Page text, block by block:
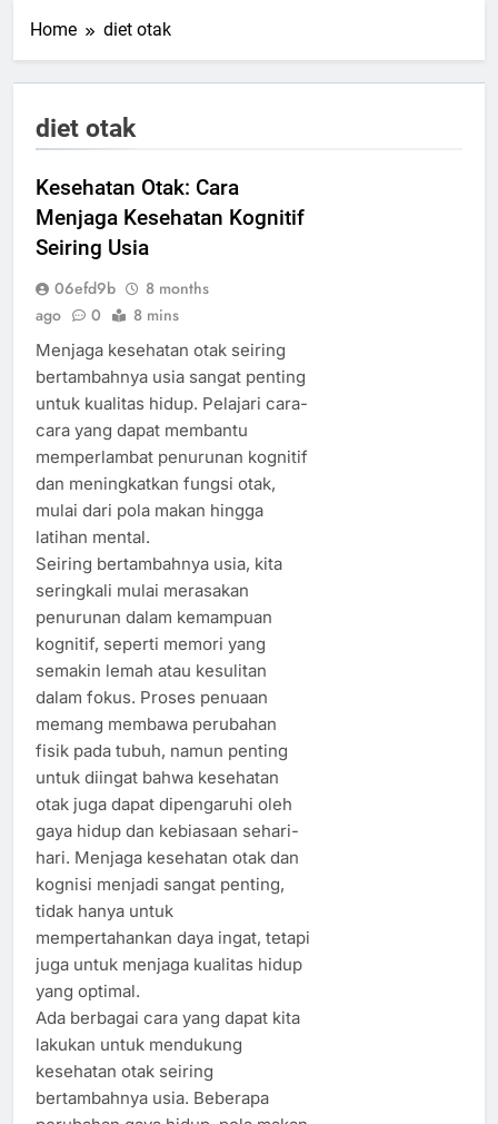
Home diet otak
diet otak
Kesehatan Otak: Cara
Menjaga Kesehatan Kognitif
Seiring Usia
06efd9b
8 months
ago
0 8 mins
Menjaga kesehatan otak seiring
bertambahnya usia sangat penting
untuk kualitas hidup. Pelajari cara-
cara yang dapat membantu
memperlambat penurunan kognitif
dan meningkatkan fungsi otak,
mulai dari pola makan hingga
latihan mental.
Seiring bertambahnya usia, kita
seringkali mulai merasakan
penurunan dalam kemampuan
kognitif, seperti memori yang
semakin lemah atau kesulitan
dalam fokus. Proses penuaan
memang membawa perubahan
fisik pada tubuh, namun penting
untuk diingat bahwa kesehatan
otak juga dapat dipengaruhi oleh
gaya hidup dan kebiasaan sehari-
hari. Menjaga kesehatan otak dan
kognisi menjadi sangat penting,
tidak hanya untuk
mempertahankan daya ingat, tetapi
juga untuk menjaga kualitas hidup
yang optimal.
Ada berbagai cara yang dapat kita
lakukan untuk mendukung
kesehatan otak seiring
bertambahnya usia. Beberapa